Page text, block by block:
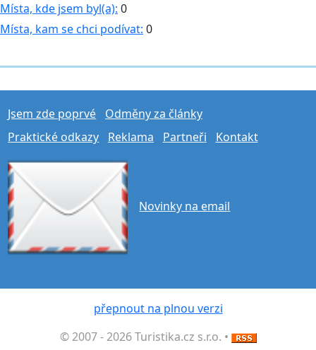
Místa, kde jsem byl(a): 0
Místa, kam se chci podívat: 0
Jsem zde poprvé
Odměny za články
Praktické odkazy
Reklama Partneři Kontakt
Novinky na email
přepnout na plnou verzi
© 2007 - 2026 Turistika.cz s.r.o. •